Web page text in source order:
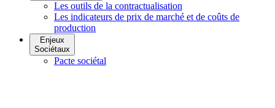
Les outils de la contractualisation
Les indicateurs de prix de marché et de coûts de
production
Enjeux
Sociétaux
Pacte sociétal